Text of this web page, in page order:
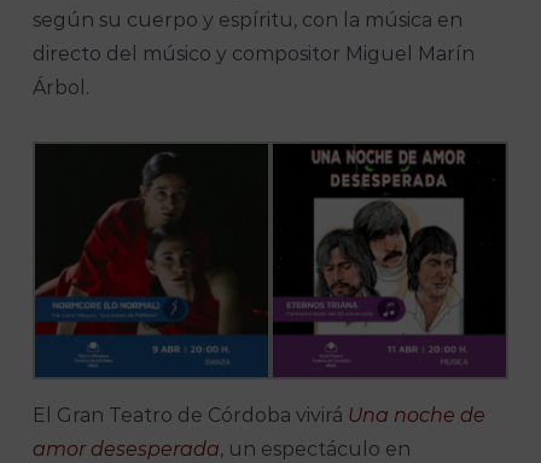
según su cuerpo y espíritu, con la música en
directo del músico y compositor Miguel Marín
Árbol.
El Gran Teatro de Córdoba vivirá Una noche de
amor desesperada, un espectáculo en